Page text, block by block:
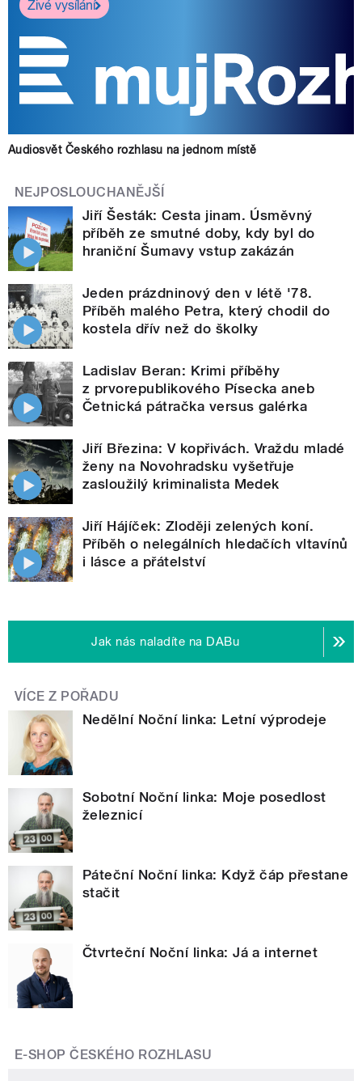
Živé vysílání
Audiosvět Českého rozhlasu na jednom místě
NEJPOSLOUCHANĚJŠÍ
Jiří Šesták: Cesta jinam. Úsměvný
příběh ze smutné doby, kdy byl do
hraniční Šumavy vstup zakázán
Jeden prázdninový den v létě '78.
Příběh malého Petra, který chodil do
kostela dřív než do školky
Ladislav Beran: Krimi příběhy
z prvorepublikového Písecka aneb
Četnická pátračka versus galérka
Jiří Březina: V kopřivách. Vraždu mladé
ženy na Novohradsku vyšetřuje
zasloužilý kriminalista Medek
Jiří Hájíček: Zloději zelených koní.
Příběh o nelegálních hledačích vltavínů
i lásce a přátelství
Jak nás naladíte na DABu
VÍCE Z POŘADU
Nedělní Noční linka: Letní výprodeje
Sobotní Noční linka: Moje posedlost
železnicí
Páteční Noční linka: Když čáp přestane
stačit
Čtvrteční Noční linka: Já a internet
E-SHOP ČESKÉHO ROZHLASU